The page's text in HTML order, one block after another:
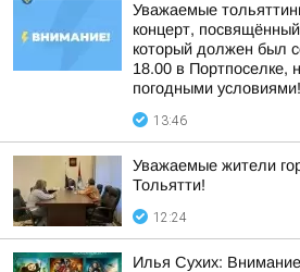
Уважаемые
концерт,
который должен был
18.00 в Портпоселке,
погодными условиями!
13:46
Уважаемые жители
Тольятти!
12:24
Илья Сухих: